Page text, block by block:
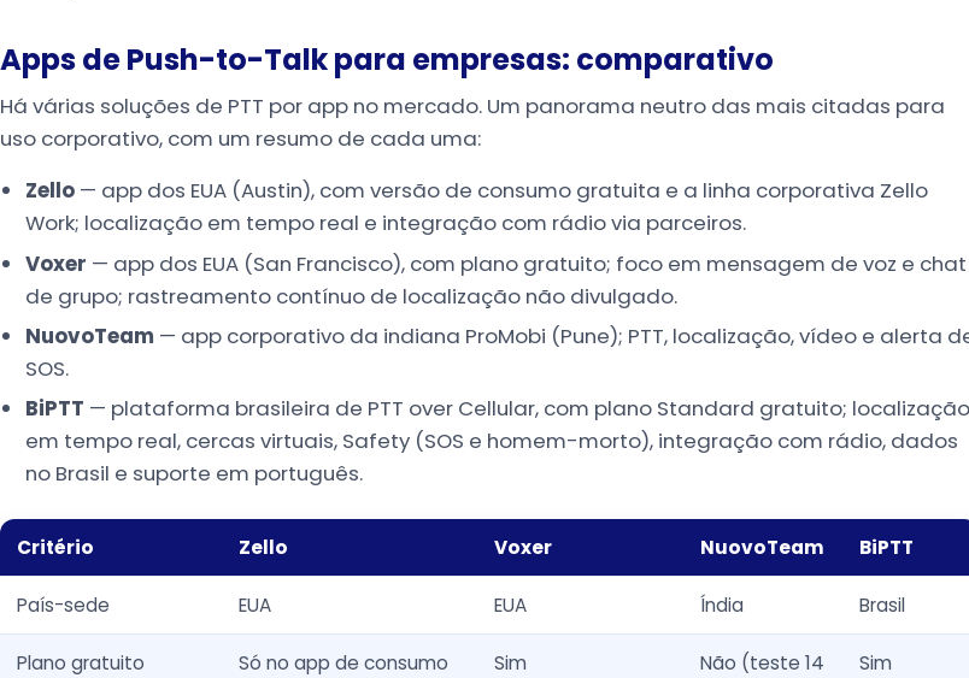
Apps de Push-to-Talk para empresas: comparativo
Há várias soluções de PTT por app no mercado. Um panorama neutro das mais citadas para
uso corporativo, com um resumo de cada uma:
Zello— app dos EUA (Austin), com versão de consumo gratuita e a linha corporativa Zello
Work; localização em tempo real e integração com rádio via parceiros.
Voxer — app dos EUA (San Francisco), com plano gratuito; foco em mensagem de voz e chat
de grupo; rastreamento contínuo de localização não divulgado.
NuovoTeam — app corporativo da indiana ProMobi (Pune); PTT, localização, vídeo e alerta
SOS.
BiPTT — plataforma brasileira de PTT over Cellular, com plano Standard gratuito; localização
em tempo real, cercas virtuais, Safety (SOS e homem-morto), integração com rádio, dados
no Brasil e suporte em português.
Critério Zello Voxer NuovoTeam BiPTT
País-sede EUA EUA Índia Brasil
Plano gratuito Só no app de consumo Sim Não (teste 14 Sim